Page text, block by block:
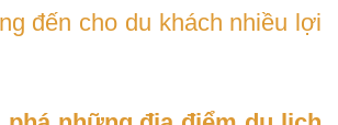
đến cho du khách nhiều lợi